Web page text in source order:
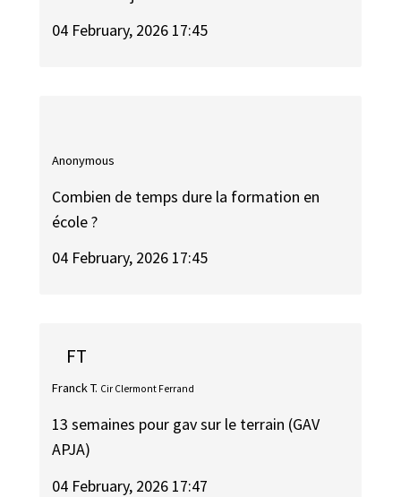
04 February, 2026 17:45
Anonymous
Combien de temps dure la formation en
école ?
04 February, 2026 17:45
FT
Franck T. Cir Clermont Ferrand
13 semaines pour gav sur le terrain (GAV
APJA)
04 February, 2026 17:47